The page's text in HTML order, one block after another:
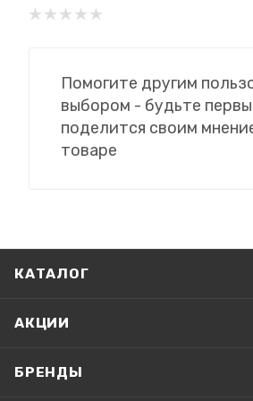
Помогите другим
выбором - будьте
поделится своим
товаре
КАТАЛОГ
АКЦИИ
БРЕНДЫ